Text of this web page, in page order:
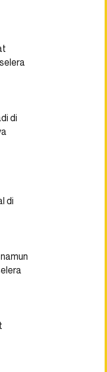
di
di